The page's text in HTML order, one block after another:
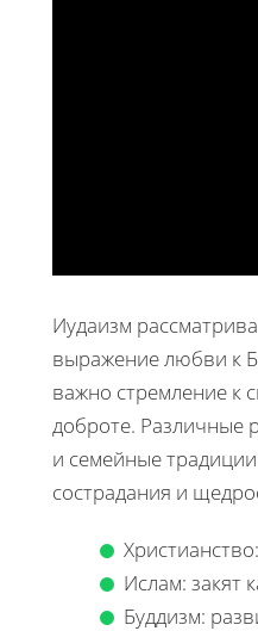
Иудаизм
выражение любви к
важно стремление к
доброте. Различные
и семейные
сострадания и
Ислам: закят
Буддизм: